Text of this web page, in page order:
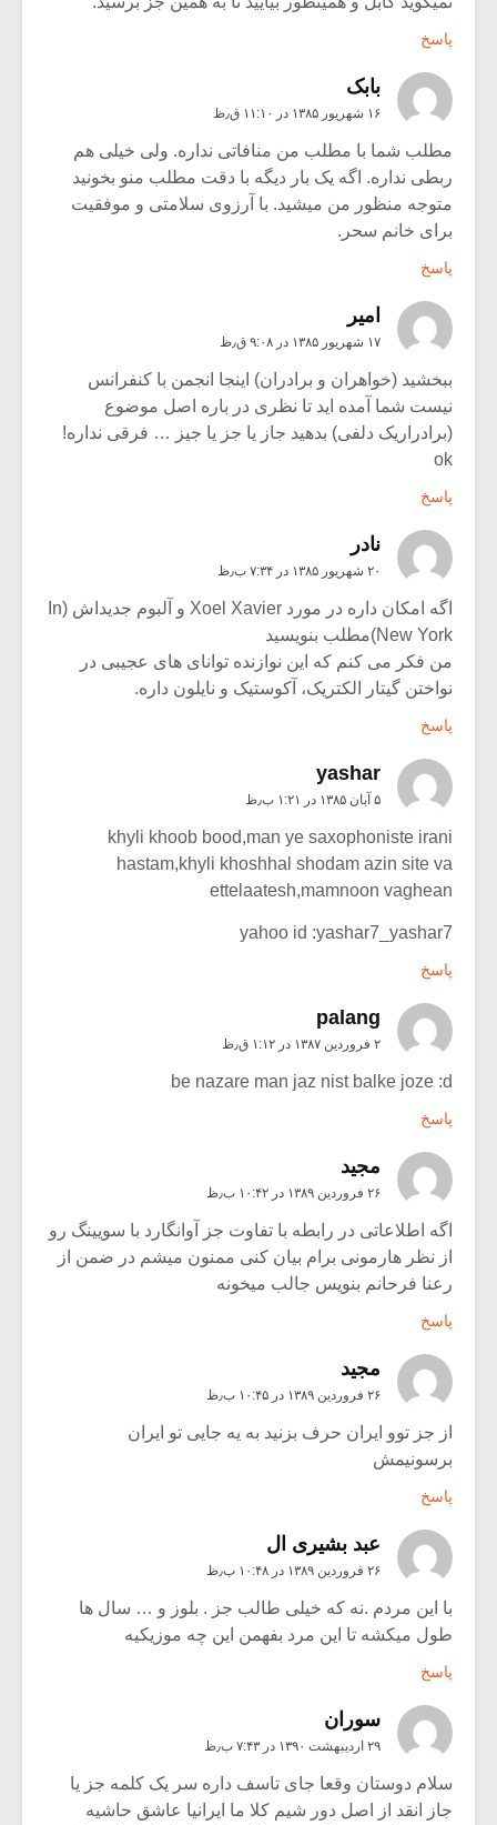
پاسخ
بابک
۱۶ شهریور ۱۳۸۵ در ۱۱:۱۰ ق٫ظ
مطلب شما با مطلب من منافاتی نداره. ولی خیلی هم
ربطی نداره. اگه یک بار دیگه با دقت مطلب منو بخونید
متوجه منظور من میشید. با آرزوی سلامتی و موفقیت
برای خانم سحر.
پاسخ
امیر
۱۷ شهریور ۱۳۸۵ در ۹:۰۸ ق٫ظ
ببخشید (خواهران و برادران) اینجا انجمن با کنفرانس
نیست شما آمده اید تا نظری در باره اصل موضوع
(برادراریک دلفی) بدهید جاز یا جز یا جیز … فرقی نداره!
ok
پاسخ
نادر
۲۰ شهریور ۱۳۸۵ در ۷:۳۴ ب٫ظ
اگه امکان داره در مورد Xoel Xavier و آلبوم جدیداش (In
New York)مطلب بنویسید
من فکر می کنم که این نوازنده توانای های عجیبی در
نواختن گیتار الکتریک، آکوستیک و نایلون داره.
پاسخ
yashar
۵ آبان ۱۳۸۵ در ۱:۲۱ ب٫ظ
khyli khoob bood,man ye saxophoniste irani
hastam,khyli khoshhal shodam azin site va
ettelaatesh,mamnoon vaghean
yahoo id :yashar7_yashar7
پاسخ
palang
۲ فروردین ۱۳۸۷ در ۱:۱۲ ق٫ظ
be nazare man jaz nist balke joze :d
پاسخ
مجید
۲۶ فروردین ۱۳۸۹ در ۱۰:۴۲ ب٫ظ
اگه اطلاعاتی در رابطه با تفاوت جز آوانگارد با سویینگ رو
از نظر هارمونی برام بیان کنی ممنون میشم در ضمن از
رعنا فرحانم بنویس جالب میخونه
پاسخ
مجید
۲۶ فروردین ۱۳۸۹ در ۱۰:۴۵ ب٫ظ
از جز توو ایران حرف بزنید به یه جایی تو ایران
برسونیمش
پاسخ
عبد بشیری ال
۲۶ فروردین ۱۳۸۹ در ۱۰:۴۸ ب٫ظ
با این مردم .نه که خیلی طالب جز . بلوز و … سال ها
طول میکشه تا این مرد بفهمن این چه موزیکیه
پاسخ
سوران
۲۹ اردیبهشت ۱۳۹۰ در ۷:۴۳ ب٫ظ
سلام دوستان وقعا جای تاسف داره سر یک کلمه جز یا
جاز انقد از اصل دور شیم کلا ما ایرانیا عاشق حاشیه